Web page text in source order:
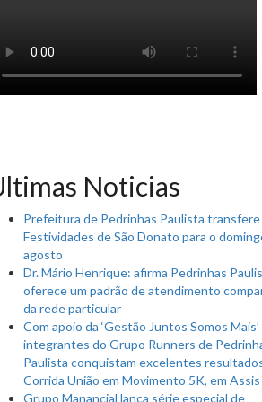
Noticias
Prefeitura de Pedrinhas Paulista transfere
Festividades de São Donato para o
agosto
Dr. Mário Henrique: afirma Pedrinhas
oferece um padrão de atendimento
da rede particular
Com apoio da ‘Gestão Juntos Somos Mais’
integrantes do Grupo Runners de
Paulista conquistam excelentes
Corrida União em Movimento 5K, em Assis
Grupo Manancial lança série especial de